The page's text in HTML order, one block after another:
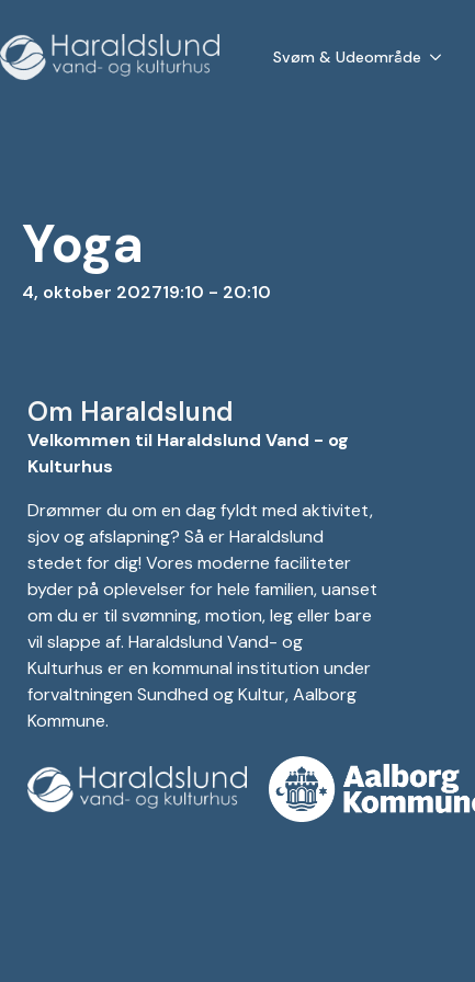
Svøm & Udeområde
Yoga
4, oktober 202719:10 - 20:10
Om Haraldslund
Velkommen til Haraldslund Vand - og
Kulturhus
Drømmer du om en dag fyldt med aktivitet,
sjov og afslapning? Så er Haraldslund
stedet for dig! Vores moderne faciliteter
byder på oplevelser for hele familien, uanset
om du er til svømning, motion, leg eller bare
vil slappe af. Haraldslund Vand- og
Kulturhus er en kommunal institution under
forvaltningen Sundhed og Kultur, Aalborg
Kommune.